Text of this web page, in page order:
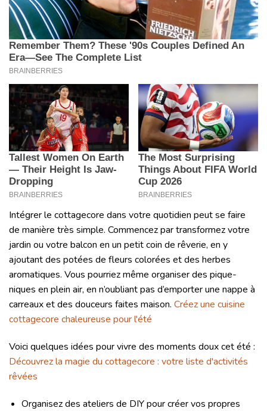
Intégrer le cottagecore dans votre quotidien peut se faire
de manière très simple. Commencez par transformez votre
jardin ou votre balcon en un petit coin de rêverie, en y
ajoutant des potées de fleurs colorées et des herbes
aromatiques. Vous pourriez même organiser des pique-
niques en plein air, en n’oubliant pas d’emporter une nappe à
carreaux et des douceurs faites maison. Créez une cuisine
cottagecore chaleureuse pour l'été
Voici quelques idées pour vivre des moments doux cet été :
Découvrez la magie du cottagecore : votre liste d'activités
rêvées
Organisez des ateliers de DIY pour créer vos propres